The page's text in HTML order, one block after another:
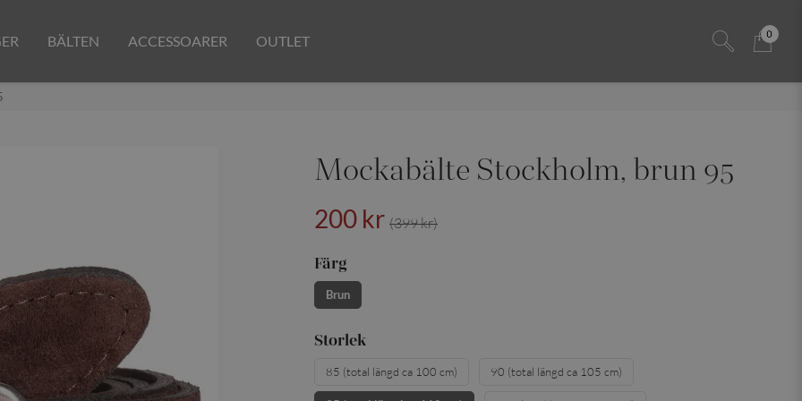
0
BÄLTEN ACCESSOARER OUTLET
Mockabälte Stockholm, brun 95
200 kr (399 kr)
Färg
Brun
Storlek
85 (total längd ca 100 cm) 90 (total längd ca 105 cm)